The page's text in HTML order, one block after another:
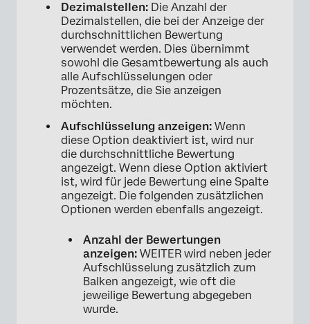
Dezimalstellen: Die Anzahl der
Dezimalstellen, die bei der Anzeige der
durchschnittlichen Bewertung
verwendet werden. Dies übernimmt
sowohl die Gesamtbewertung als auch
alle Aufschlüsselungen oder
Prozentsätze, die Sie anzeigen
möchten.
Aufschlüsselung anzeigen: Wenn
diese Option deaktiviert ist, wird nur
die durchschnittliche Bewertung
angezeigt. Wenn diese Option aktiviert
ist, wird für jede Bewertung eine Spalte
angezeigt. Die folgenden zusätzlichen
Optionen werden ebenfalls angezeigt.
Anzahl der Bewertungen
anzeigen: WEITER wird neben jeder
Aufschlüsselung zusätzlich zum
Balken angezeigt, wie oft die
jeweilige Bewertung abgegeben
wurde.